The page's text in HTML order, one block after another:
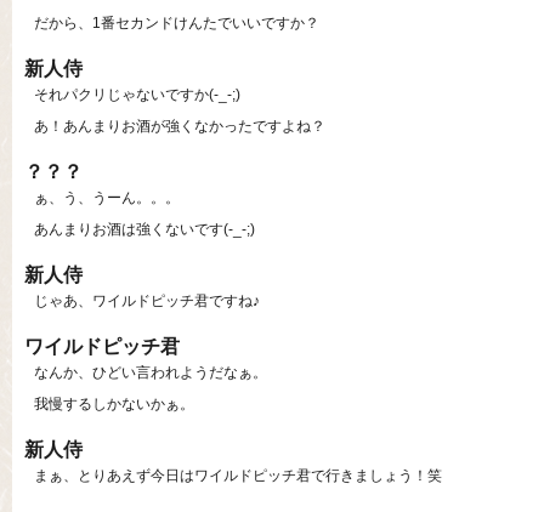
だから、1番セカンドけんたでいいですか？
新人侍
それパクリじゃないですか(-_-;)
あ！あんまりお酒が強くなかったですよね？
？？？
ぁ、う、うーん。。。
あんまりお酒は強くないです(-_-;)
新人侍
じゃあ、ワイルドピッチ君ですね♪
ワイルドピッチ君
なんか、ひどい言われようだなぁ。
我慢するしかないかぁ。
新人侍
まぁ、とりあえず今日はワイルドピッチ君で行きましょう！笑